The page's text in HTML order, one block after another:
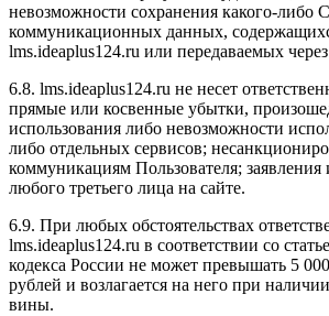
невозможности сохранения какого-либо
коммуникационных данных,
lms.ideaplus124.ru или передаваемых
6.8. lms.ideaplus124.ru не несет
прямые или косвенные убытки,
использования либо невозможности
либо отдельных сервисов;
коммуникациям Пользователя; заявления
любого третьего лица на сайте.
6.9. При любых обстоятельствах
lms.ideaplus124.ru в соответствии со
кодекса России не может превышать 5
рублей и возлагается на него при
вины.